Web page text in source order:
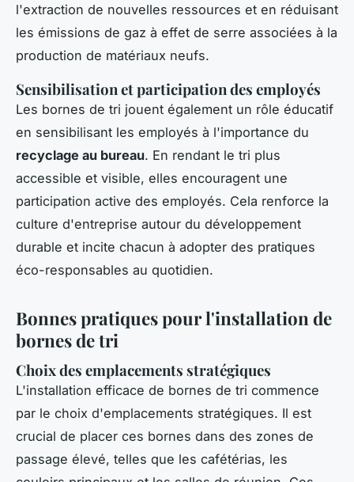
l'extraction de nouvelles ressources et en réduisant
les émissions de gaz à effet de serre associées à la
production de matériaux neufs.
Sensibilisation et participation des employés
Les bornes de tri jouent également un rôle éducatif
en sensibilisant les employés à l'importance du
recyclage au bureau. En rendant le tri plus
accessible et visible, elles encouragent une
participation active des employés. Cela renforce la
culture d'entreprise autour du développement
durable et incite chacun à adopter des pratiques
éco-responsables au quotidien.
Bonnes pratiques pour l'installation de
bornes de tri
Choix des emplacements stratégiques
L'installation efficace de bornes de tri commence
par le choix d'emplacements stratégiques. Il est
crucial de placer ces bornes dans des zones de
passage élevé, telles que les cafétérias, les